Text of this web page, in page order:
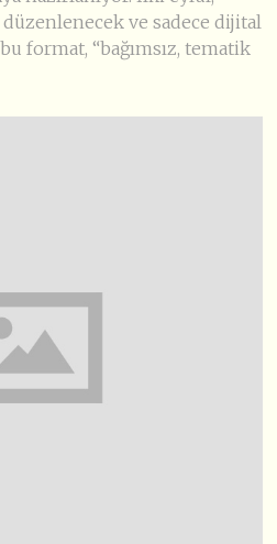
ve sadece dijital
format, “bağımsız, tematik